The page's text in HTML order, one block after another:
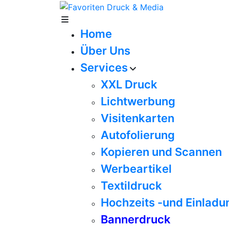
Home
Über Uns
Services
XXL Druck
Lichtwerbung
Visitenkarten
Autofolierung
Kopieren und Scannen
Werbeartikel
Textildruck
Hochzeits -und
Bannerdruck